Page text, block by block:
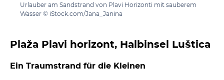
Urlauber am Sandstrand von Plavi Horizonti mit sauberem
Wasser © iStock.com/Jana_Janina
Plaža Plavi horizont, Halbinsel Luštica
Ein Traumstrand für die Kleinen